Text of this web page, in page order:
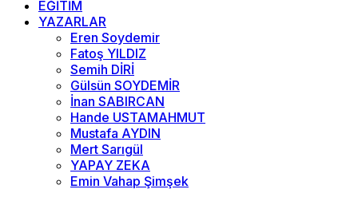
EĞİTİM
YAZARLAR
Eren Soydemir
Fatoş YILDIZ
Semih DİRİ
Gülsün SOYDEMİR
İnan SABIRCAN
Hande USTAMAHMUT
Mustafa AYDIN
Mert Sarıgül
YAPAY ZEKA
Emin Vahap Şimşek